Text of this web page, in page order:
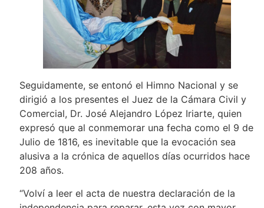
Seguidamente, se entonó el Himno Nacional y se
dirigió a los presentes el Juez de la Cámara Civil y
Comercial, Dr. José Alejandro López Iriarte, quien
expresó que al conmemorar una fecha como el 9 de
Julio de 1816, es inevitable que la evocación sea
alusiva a la crónica de aquellos días ocurridos hace
208 años.
“Volví a leer el acta de nuestra declaración de la